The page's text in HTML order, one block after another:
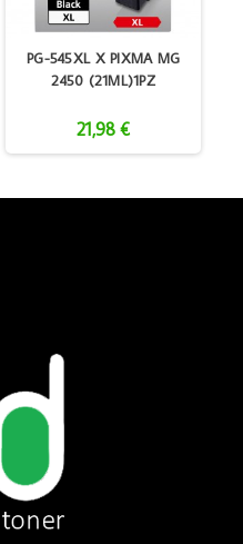
PG-545XL X PIXMA MG
2450 (21ML)1PZ
21,98 €